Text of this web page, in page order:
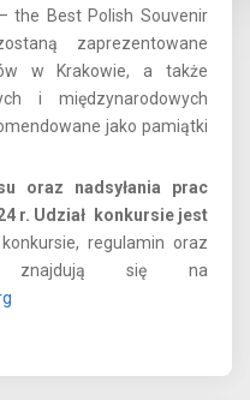
the Best Polish Souvenir
zaprezentowane
w Krakowie, a także
i międzynarodowych
jako pamiątki
oraz nadsyłania prac
r. Udział konkursie jest
regulamin oraz
znajdują się na